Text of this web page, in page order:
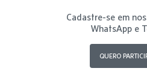
Cadastre-se em
WhatsApp e
QUERO